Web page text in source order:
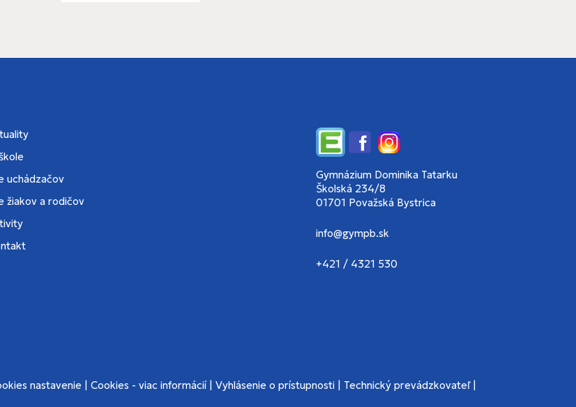
uchádzačov
žiakov a rodičov
EdupageFacebookInstagram
Gymnázium Dominika Tatarku
Školská 234/8
01701 Považská Bystrica
info@gympb.sk
+421 / 4321 530
nastavenie| Cookies - viac informácií| Vyhlásenie o prístupnosti| Technický prevádzkovateľ|